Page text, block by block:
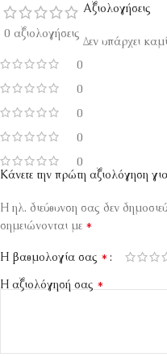
0 αξιολογήσεις
0
0
0
0
0
Αξιολογήσεις
Δεν υπάρχει
Κάνετε την πρώτη αξιολόγηση
Η ηλ. διεύθυνση σας δεν
σημειώνονται με *
Η βαθμολογία σας *
Η αξιολόγησή σας *